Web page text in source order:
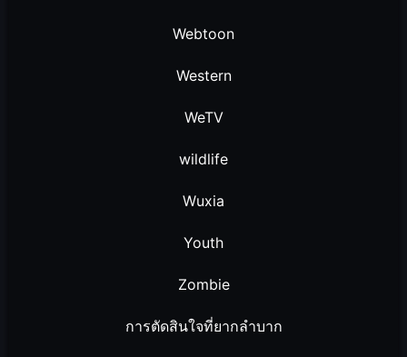
Webtoon
Western
WeTV
wildlife
Wuxia
Youth
Zombie
การตัดสินใจที่ยากลำบาก